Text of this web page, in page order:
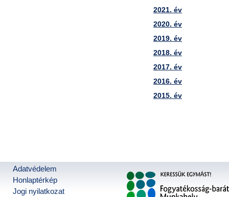
2021. év
2020. év
2019. év
2018. év
2017. év
2016. év
2015. év
Adatvédelem
Honlaptérkép
Jogi nyilatkozat